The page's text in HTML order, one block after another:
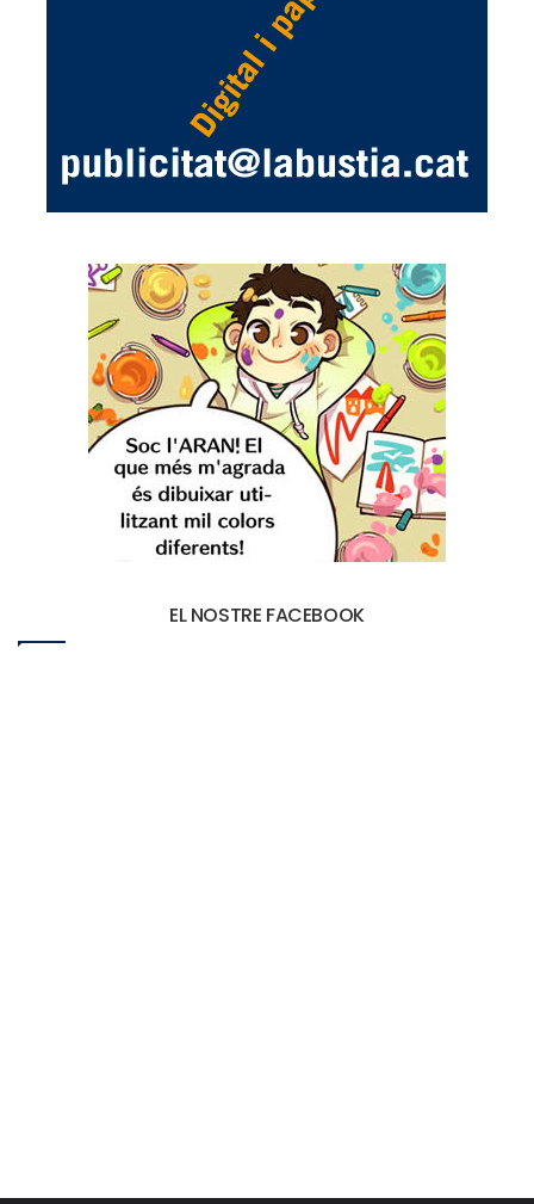
EL NOSTRE FACEBOOK